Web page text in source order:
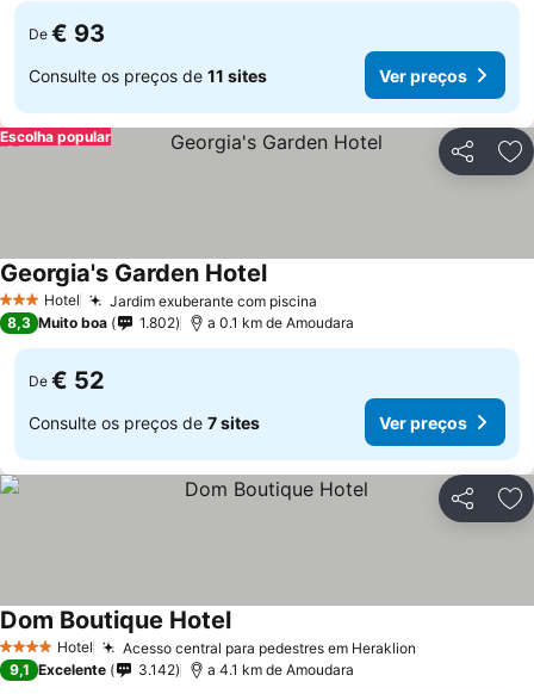
De € 93
Consulte os preços de 11 sites Ver preços
Partilhar
Escolha popular
3 EstrelasHotel Jardim exuberante com piscina
Georgia's Garden Hotel
8,3 Muito boa 1.802 a 0.1 km de Amoudara
De € 52
Consulte os preços de 7 sites Ver preços
Partilhar
4 EstrelasHotel Acesso central para pedestres em Heraklion
Dom Boutique Hotel
9,1 Excelente 3.142 a 4.1 km de Amoudara